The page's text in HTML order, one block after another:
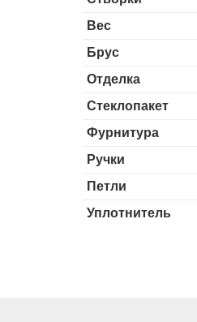
Вес
Брус
Отделка
Стеклопакет
Фурнитура
Ручки
Петли
Уплотнитель